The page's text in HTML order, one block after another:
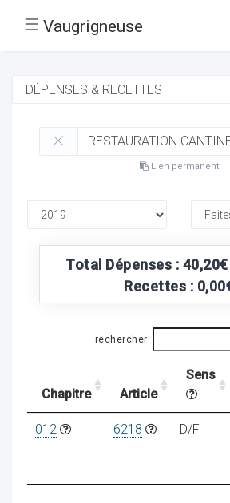
☰ Vaugrigneuse
Lien permanent
Total Dépenses :
Recettes :
rechercher
Chapitre Article
Sens
012 6218 D/F